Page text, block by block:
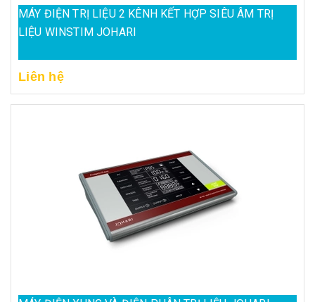
MÁY ĐIỆN TRỊ LIỆU 2 KÊNH KẾT HỢP SIÊU ÂM TRỊ
LIỆU WINSTIM JOHARI
Liên hệ